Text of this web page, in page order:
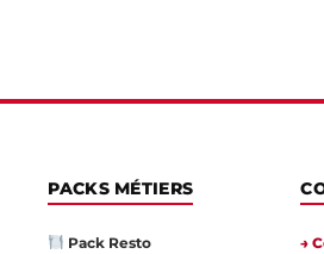
PACKS MÉTIERS
Pack Resto →